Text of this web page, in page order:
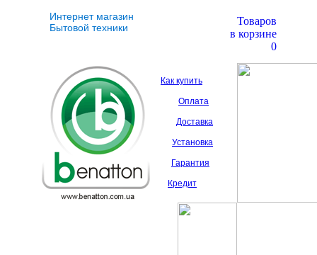
Интернет магазин
Бытовой техники
Товаров
в корзине
0
Как купить
Оплата
Доставка
Установка
Гарантия
Кредит